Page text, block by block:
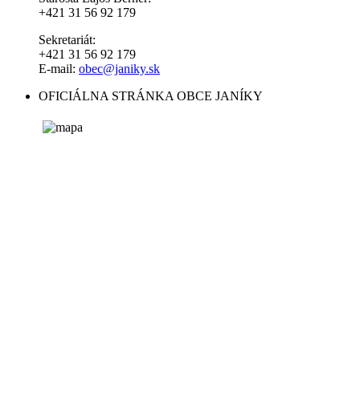
+421 31 56 92 179
Sekretariát:
+421 31 56 92 179
E-mail: obec@janiky.sk
OFICIÁLNA STRÁNKA OBCE JANÍKY